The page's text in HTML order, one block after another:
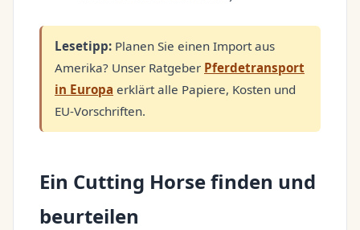
Lesetipp: Planen Sie einen Import aus
Amerika? Unser Ratgeber Pferdetransport
in Europa erklärt alle Papiere, Kosten und
EU-Vorschriften.
Ein Cutting Horse finden und
beurteilen